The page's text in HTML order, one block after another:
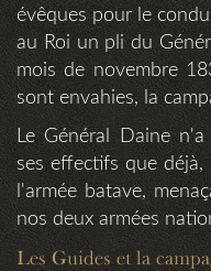
évêques pour le
au Roi un pli du
mois de novembre
sont envahies, la
Le Général Daine
ses effectifs que
l'armée batave,
nos deux armées
Les Guides et la